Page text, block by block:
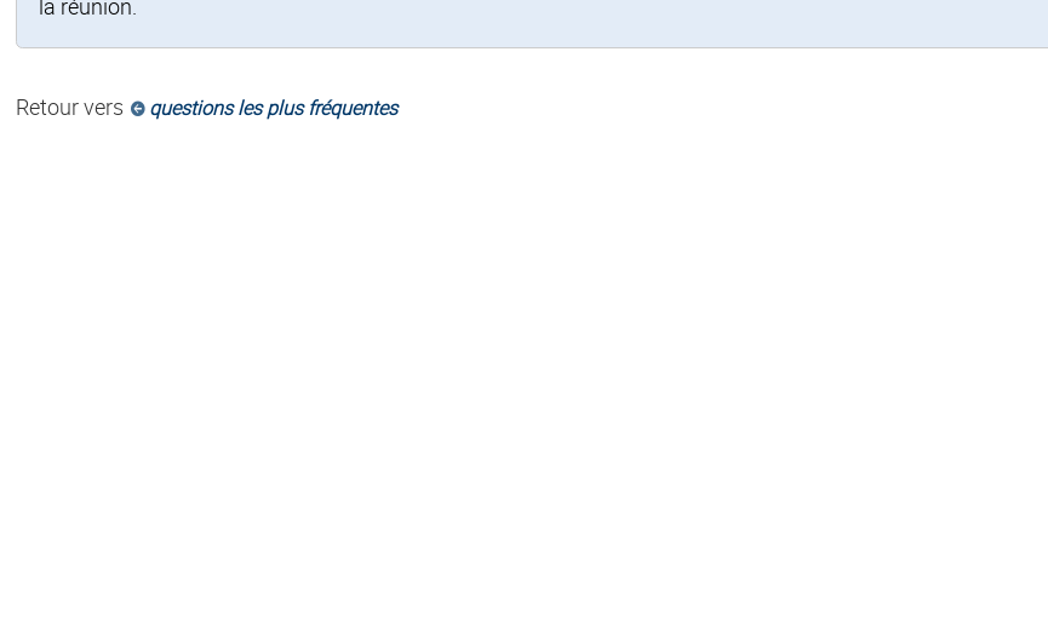
la réunion.
Retour vers questions les plus fréquentes